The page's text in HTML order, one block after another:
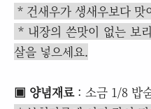
* 건새우가 생새우보다 맛
* 내장의 쓴맛이 없는 보
살을 넣으세요.
▣ 양념재료: 소금 1/8 밥